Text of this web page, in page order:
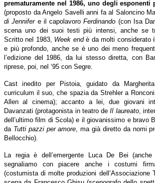
prematuramente nel 1986, uno degli esponenti
(proposto da Angelo Savelli anni fa al Saloncino
di Jennifere il capolavoroFerdinando (con Isa
scena uno dei suoi testi più intensi, anche se
Scritto nel 1983, Week endè da molti considerato
e più profondo, anche se è uno dei meno
l’edizione del 1986, da lui stesso diretta, con
riprese, poi, nel ‘95 con Segre.
Cast inedito per Pistoia, guidato da
curriculum il suo, che spazia da Strehler a
Allen al cinema); accanto a lei, due giovani
Davanzati (protagonista in teatro deIl laureato,
dell’ultimo film di Scola) e il giovanissimo e bravo
da Tutti pazzi per amore , ma già diretto da nomi
Bellocchio).
La regia è dell’emergente Luca De Bei
segnaliamo con piacere anche i costumi
(costumista di molte produzioni dell’Associazione